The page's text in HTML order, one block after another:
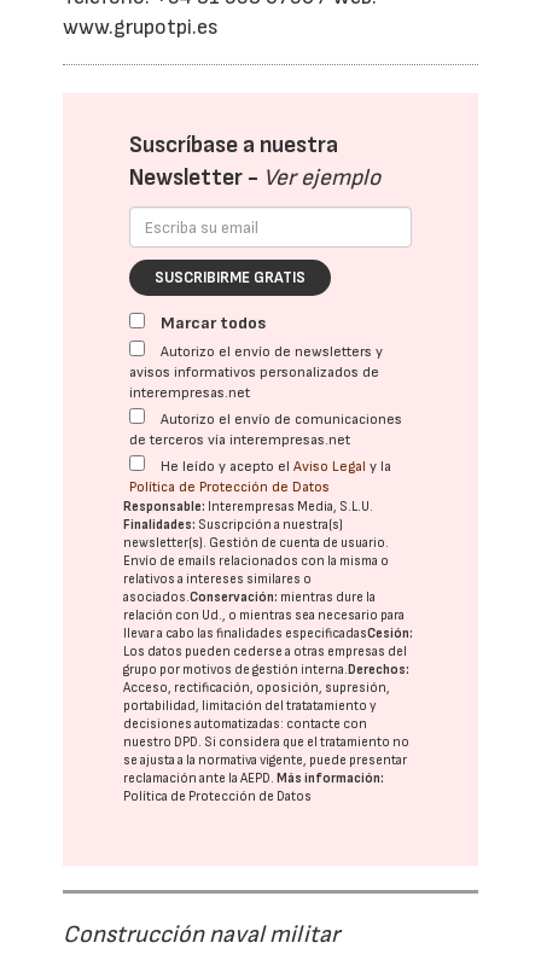
www.grupotpi.es
Suscríbase a nuestra
Newsletter - Ver ejemplo
SUSCRIBIRME GRATIS
Marcar todos
Autorizo el envío de newsletters y
avisos informativos personalizados de
interempresas.net
Autorizo el envío de comunicaciones
de terceros vía interempresas.net
He leído y acepto elAviso Legal y la
Política de Protección de Datos
Responsable: Interempresas Media, S.L.U.
Finalidades: Suscripción a nuestra(s)
newsletter(s). Gestión de cuenta de usuario.
Envío de emails relacionados con la misma o
relativos a intereses similares o
asociados.Conservación: mientras dure la
relación con Ud., o mientras sea necesario para
llevar a cabo las finalidades especificadasCesión:
Los datos pueden cederse a otras empresas del
grupo por motivos de gestión interna. Derechos:
Acceso, rectificación, oposición, supresión,
portabilidad, limitación del tratatamiento y
decisiones automatizadas: contacte con
nuestro DPD. Si considera que el tratamiento no
se ajusta a la normativa vigente, puede presentar
reclamación ante laAEPD. Más información:
Política de Protección de Datos
Construcción naval militar